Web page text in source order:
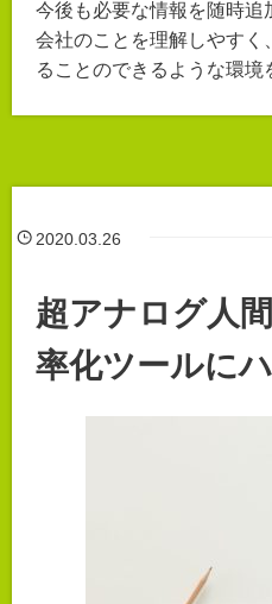
今後も必要な情報を随時追
会社のことを理解しやすく
ることのできるような環境
2020.03.26
超アナログ人
率化ツールに